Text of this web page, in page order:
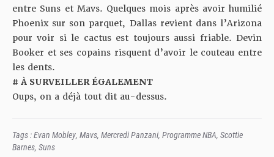
entre Suns et Mavs. Quelques mois après avoir humilié
Phoenix sur son parquet, Dallas revient dans l’Arizona
pour voir si le cactus est toujours aussi friable. Devin
Booker et ses copains risquent d’avoir le couteau entre
les dents.
# À SURVEILLER ÉGALEMENT
Oups, on a déjà tout dit au-dessus.
Tags :Evan Mobley, Mavs, Mercredi Panzani, Programme NBA, Scottie
Barnes, Suns